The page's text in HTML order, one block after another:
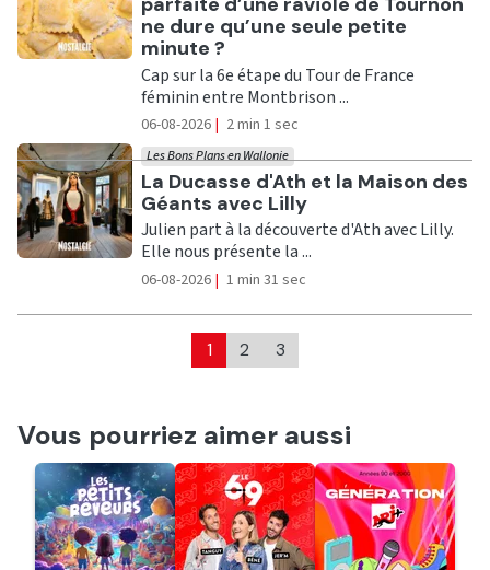
ne dure qu’une seule petite
minute ?
Cap sur la 6e étape du Tour de France
féminin entre Montbrison ...
06-08-2026 | 2 min 1 sec
Ecouter
La Ducasse d'Ath et la Maison des
Géants avec Lilly
Les Bons Plans en Wallonie
Julien part à la découverte d'Ath avec Lilly.
Elle nous présente la ...
06-08-2026 | 1 min 31 sec
1 2 3
Vous pourriez aimer aussi